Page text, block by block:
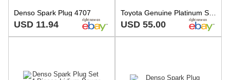
Denso Spark Plug 4707
USD 11.94
Toyota Genuine Platinum Spark Plug 90919-01145 PQ20R-P8 Set of 4 Free Shipping
USD 55.00